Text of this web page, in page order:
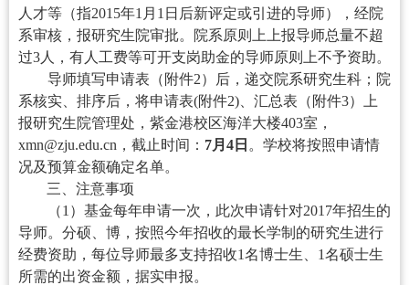
人才等（指2015年1月1日后新评定或引进的导师），经院
系审核，报研究生院审批。院系原则上上报导师总量不超
过3人，有人工费等可开支岗助金的导师原则上不予资助。
导师填写申请表（附件2）后，递交院系研究生科；院
系核实、排序后，将申请表(附件2)、汇总表（附件3）上
报研究生院管理处，紫金港校区海洋大楼403室，
xmn@zju.edu.cn，截止时间： 7月4日 。学校将按照申请情
况及预算金额确定名单。
三、 注意事项
（1）基金每年申请一次，此次申请针对2017年招生的
导师。分硕、博，按照今年招收的最长学制的研究生进行
经费资助，每位导师最多支持招收1名博士生、1名硕士生
所需的出资金额，据实申报。